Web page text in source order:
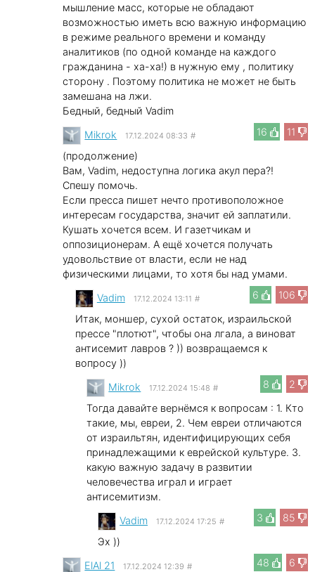
мышление масс, которые не обладают
возможностью иметь всю важную информацию
в режиме реального времени и команду
аналитиков (по одной команде на каждого
гражданина - ха-ха!) в нужную ему , политику
сторону . Поэтому политика не может не быть
замешана на лжи.
Бедный, бедный Vadim
16
11
Mikrok 17.12.2024 08:33 #
(продолжение)
Вам, Vadim, недоступна логика акул пера?!
Спешу помочь.
Если пресса пишет нечто противоположное
интересам государства, значит ей заплатили.
Кушать хочется всем. И газетчикам и
оппозиционерам. А ещё хочется получать
удовольствие от власти, если не над
физическими лицами, то хотя бы над умами.
6
106
Vadim 17.12.2024 13:11 #
Итак, моншер, сухой остаток, израильской
прессе "плотют", чтобы она лгала, а виноват
антисемит лавров ? )) возвращаемся к
вопросу ))
8
2
Mikrok 17.12.2024 15:48 #
Тогда давайте вернёмся к вопросам : 1. Кто
такие, мы, евреи, 2. Чем евреи отличаются
от израильтян, идентифицирующих себя
принадлежащими к еврейской культуре. 3.
какую важную задачу в развитии
человечества играл и играет
антисемитизм.
3
85
Vadim 17.12.2024 17:25 #
Эх ))
48
6
ElAl 21 17.12.2024 12:39 #